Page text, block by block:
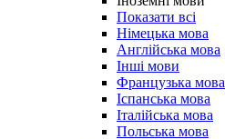
Показати всі
Німецька мова
Англійська мова
Інші мови
Французька мова
Іспанська мова
Італійська мова
Польська мова